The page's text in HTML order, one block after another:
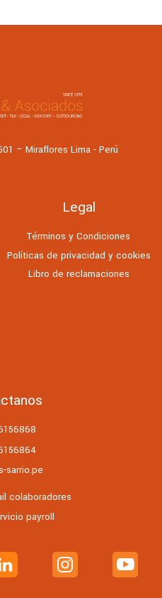
– Miraflores Lima - Perú
Legal
Términos y Condiciones
Políticas de privacidad y cookies
Libro de reclamaciones
sarrio.pe
colaboradores
payroll